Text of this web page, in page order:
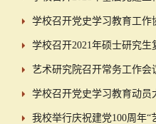
学校召开党史学习教育工作
学校召开2021年硕士研究生
艺术研究院召开常务工作会
学校召开党史学习教育动员
我校举行庆祝建党100周年